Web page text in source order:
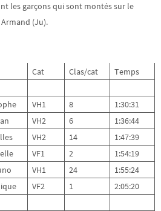
les garçons qui sont montés sur le
(Ju).
Cat Clas/cat
Temps
VH1 8
1:30:31
VH2 6
1:36:44
VH2 14
1:47:39
VF1 2
1:54:19
VH1 24
1:55:24
VF2 1
2:05:20